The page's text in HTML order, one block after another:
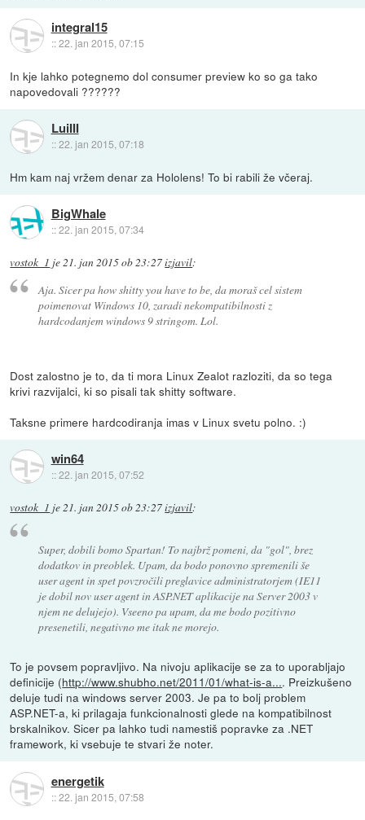
integral15
::22. jan 2015, 07:15
In kje lahko potegnemo dol consumer preview ko so ga tako
napovedovali ??????
LuiIII
::22. jan 2015, 07:18
Hm kam naj vržem denar za Hololens! To bi rabili že včeraj.
BigWhale
::22. jan 2015, 07:34
vostok_1 je21. jan 2015 ob 23:27izjavil:
Aja. Sicer pa how shitty you have to be, da moraš cel sistem
poimenovat Windows 10, zaradi nekompatibilnosti z
hardcodanjem windows 9 stringom. Lol.
Dost zalostno je to, da ti mora Linux Zealot razloziti, da so tega
krivi razvijalci, ki so pisali tak shitty software.
Taksne primere hardcodiranja imas v Linux svetu polno. :)
win64
::22. jan 2015, 07:52
vostok_1 je21. jan 2015 ob 23:27izjavil:
Super, dobili bomo Spartan! To najbrž pomeni, da "gol", brez
dodatkov in preoblek. Upam, da bodo ponovno spremenili še
user agent in spet povzročili preglavice administratorjem (IE11
je dobil nov user agent in ASP.NET aplikacije na Server 2003 v
njem ne delujejo). Vseeno pa upam, da me bodo pozitivno
presenetili, negativno me itak ne morejo.
To je povsem popravljivo. Na nivoju aplikacije se za to uporabljajo
definicije (http://www.shubho.net/2011/01/what-is-a.... Preizkušeno
deluje tudi na windows server 2003. Je pa to bolj problem
ASP.NET-a, ki prilagaja funkcionalnosti glede na kompatibilnost
brskalnikov. Sicer pa lahko tudi namestiš popravke za .NET
framework, ki vsebuje te stvari že noter.
energetik
::22. jan 2015, 07:58